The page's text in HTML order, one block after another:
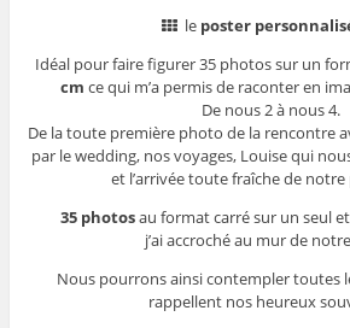
le poster
Idéal pour faire figurer 35 photos sur un
cm ce qui m’a permis de raconter en
De nous 2 à nous 4.
De la toute première photo de la rencontre
par le wedding, nos voyages, Louise qui
et l’arrivée toute fraîche de
35 photosau format carré sur un seul
j’ai accroché au mur de
Nous pourrons ainsi contempler toutes
rappellent nos heureux